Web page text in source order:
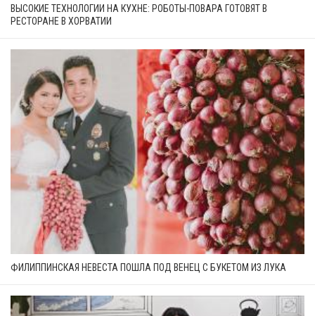
ВЫСОКИЕ ТЕХНОЛОГИИ НА КУХНЕ: РОБОТЫ-ПОВАРА ГОТОВЯТ В
РЕСТОРАНЕ В ХОРВАТИИ
ФИЛИППИНСКАЯ НЕВЕСТА ПОШЛА ПОД ВЕНЕЦ С БУКЕТОМ ИЗ ЛУКА